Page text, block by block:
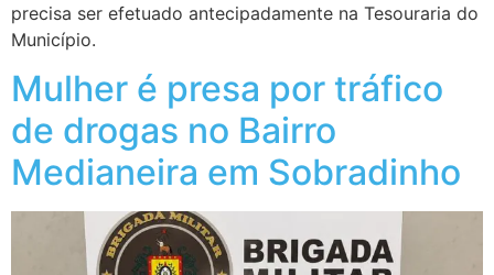
precisa ser efetuado antecipadamente na Tesouraria do
Município.
Mulher é presa por tráfico
de drogas no Bairro
Medianeira em Sobradinho